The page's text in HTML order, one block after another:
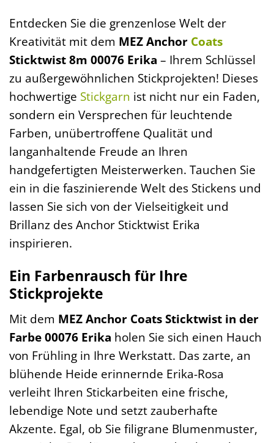
Entdecken Sie die grenzenlose Welt der
Kreativität mit dem MEZ Anchor Coats
Sticktwist 8m 00076 Erika – Ihrem Schlüssel
zu außergewöhnlichen Stickprojekten! Dieses
hochwertige Stickgarn ist nicht nur ein Faden,
sondern ein Versprechen für leuchtende
Farben, unübertroffene Qualität und
langanhaltende Freude an Ihren
handgefertigten Meisterwerken. Tauchen Sie
ein in die faszinierende Welt des Stickens und
lassen Sie sich von der Vielseitigkeit und
Brillanz des Anchor Sticktwist Erika
inspirieren.
Ein Farbenrausch für Ihre
Stickprojekte
Mit dem MEZ Anchor Coats Sticktwist in der
Farbe 00076 Erika holen Sie sich einen Hauch
von Frühling in Ihre Werkstatt. Das zarte, an
blühende Heide erinnernde Erika-Rosa
verleiht Ihren Stickarbeiten eine frische,
lebendige Note und setzt zauberhafte
Akzente. Egal, ob Sie filigrane Blumenmuster,